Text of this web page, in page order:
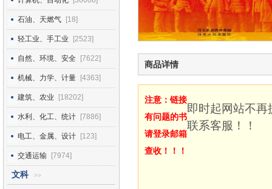
石油、天燃气 [18]
轻工业、手工业 [2523]
自然、环境、安全 [7622]
机械、力学、计量 [4363]
建筑、农业 [18202]
水利、化工、统计 [7886]
电工、金属、设计 [123]
交通运输 [7974]
文科 >>
商品详情
注意：链接
有问题的书
请登录邮箱
查收！！！
即时起网站不
联系客服！！